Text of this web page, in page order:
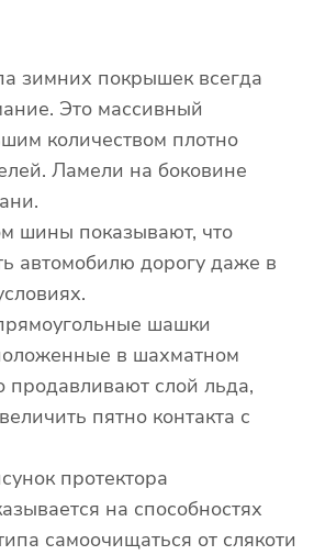
зимних покрышек всегда
Это массивный
количеством плотно
Ламели на боковине
шины показывают, что
автомобилю дорогу даже в
шашки
в шахматном
продавливают слой льда,
пятно контакта с
протектора
на способностях
самоочищаться от слякоти